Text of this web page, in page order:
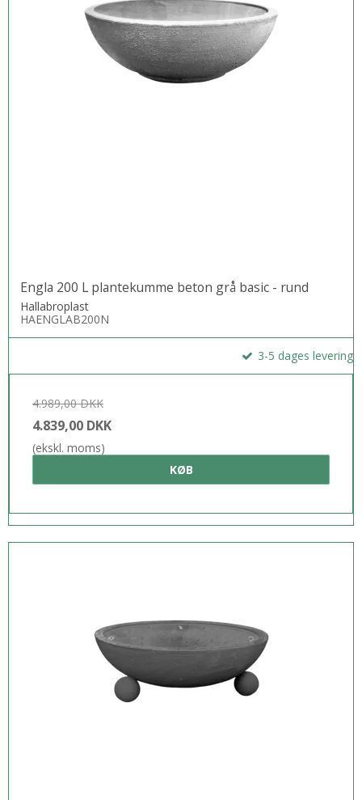
Engla 200 L plantekumme beton grå basic - rund
Hallabroplast
HAENGLAB200N
3-5 dages levering
4.989,00 DKK
4.839,00 DKK
(ekskl. moms)
KØB